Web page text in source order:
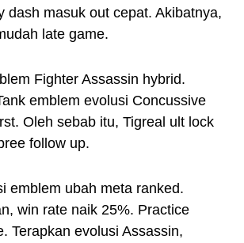
dash masuk out cepat. Akibatnya,
late game.
Fighter Assassin hybrid.
emblem evolusi Concussive
Oleh sebab itu, Tigreal ult lock
follow up.
emblem ubah meta ranked.
win rate naik 25%. Practice
Terapkan evolusi Assassin,